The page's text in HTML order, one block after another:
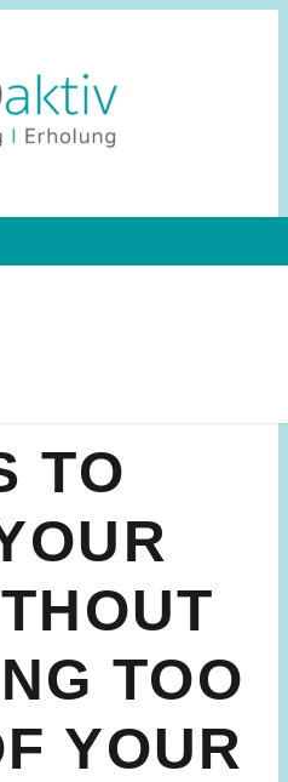
TO
TOO
YOUR